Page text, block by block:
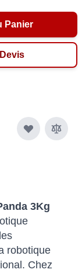
Panier
3Kg
robotique
Chez